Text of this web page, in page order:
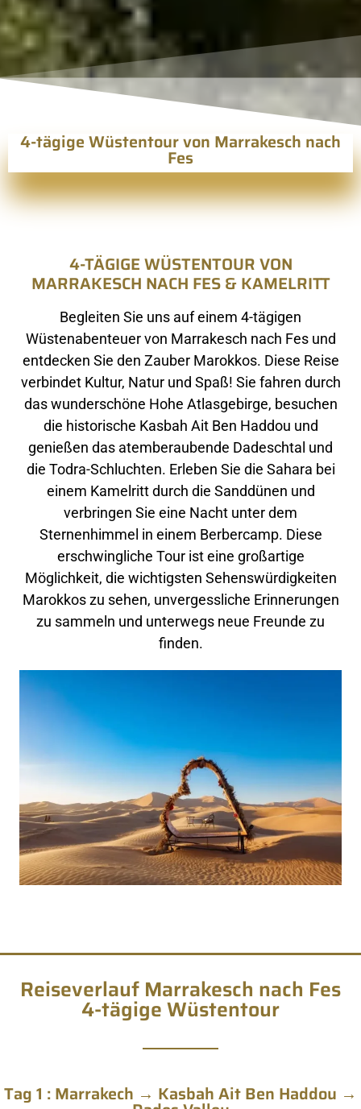
4-tägige Wüstentour von Marrakesch nach
Fes
4-TÄGIGE WÜSTENTOUR VON
MARRAKESCH NACH FES & KAMELRITT
Begleiten Sie uns auf einem 4-tägigen
Wüstenabenteuer von Marrakesch nach Fes und
entdecken Sie den Zauber Marokkos. Diese Reise
verbindet Kultur, Natur und Spaß! Sie fahren durch
das wunderschöne Hohe Atlasgebirge, besuchen
die historische Kasbah Ait Ben Haddou und
genießen das atemberaubende Dadeschtal und
die Todra-Schluchten. Erleben Sie die Sahara bei
einem Kamelritt durch die Sanddünen und
verbringen Sie eine Nacht unter dem
Sternenhimmel in einem Berbercamp. Diese
erschwingliche Tour ist eine großartige
Möglichkeit, die wichtigsten Sehenswürdigkeiten
Marokkos zu sehen, unvergessliche Erinnerungen
zu sammeln und unterwegs neue Freunde zu
finden.
Reiseverlauf Marrakesch nach Fes
4-tägige Wüstentour
Tag 1 : Marrakech → Kasbah Ait Ben Haddou →